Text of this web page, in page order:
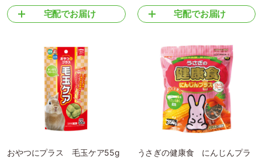
宅配でお届け 宅配でお届け
おやつにプラス 毛玉ケア55g
うさぎの健康食 にんじんプラ